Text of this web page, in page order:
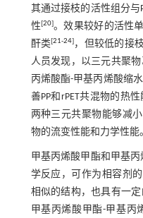
其通过接枝的活性组分与
性[20]。效果较好的活性
酐类[21-24] ，但较低的接
人员发现，以三元共聚
丙烯酸酯-甲基丙烯酸缩
善PP和rPET共混物的热
两种三元共聚物能够减
物的流变性能和力学性能
甲基丙烯酸甲酯和甲基
学反应，可作为相容剂
相似的结构，也具有一
甲基丙烯酸甲酯-甲基丙